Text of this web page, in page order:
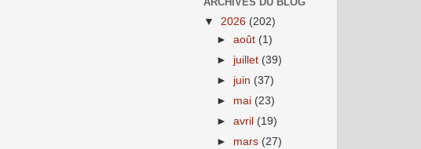
▼ 2026 (202)
►août (1)
► juillet (39)
► juin (37)
► mai (23)
►avril (19)
► mars (27)